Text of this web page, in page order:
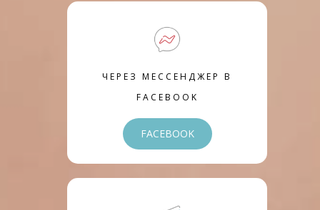
ЧЕРЕЗ МЕССЕНДЖЕР В
FACEBOOK
FACEBOOK